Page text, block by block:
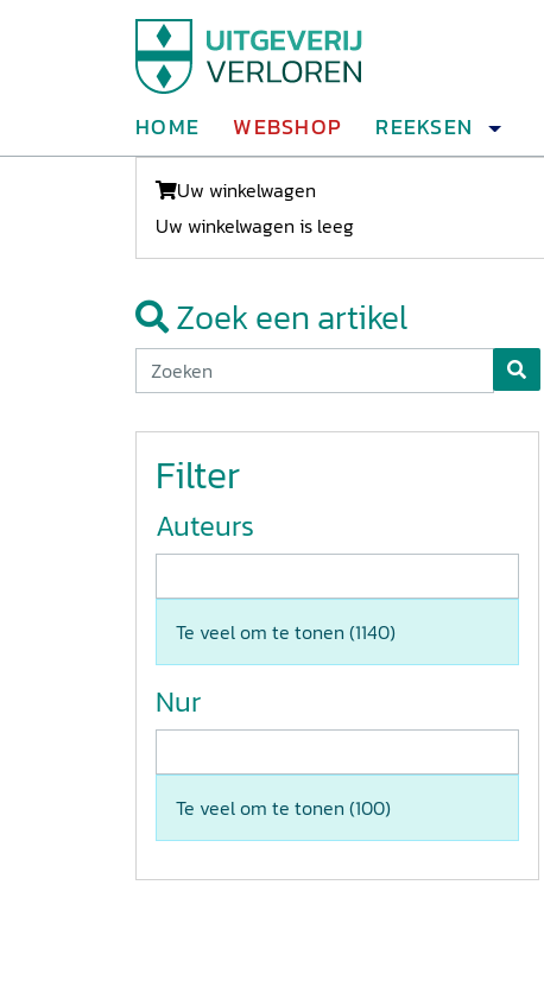
HOME WEBSHOP REEKSEN
Uw winkelwagen
Uw winkelwagen is leeg
Zoek een artikel
Filter
Auteurs
Te veel om te tonen (1140)
Nur
Te veel om te tonen (100)